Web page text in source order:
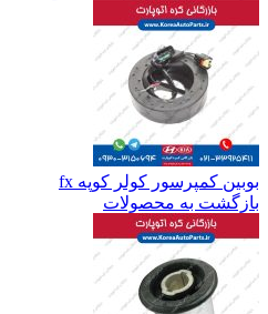
بوبین کمپرسور کولر کوپه fx
بازگشت به محصولات